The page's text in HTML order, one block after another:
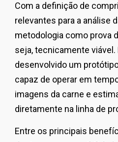
Com a definição de
relevantes para a análise
metodologia como prova
seja, tecnicamente
desenvolvido um
capaz de operar em
imagens da carne e
diretamente na linha de
Entre os principais